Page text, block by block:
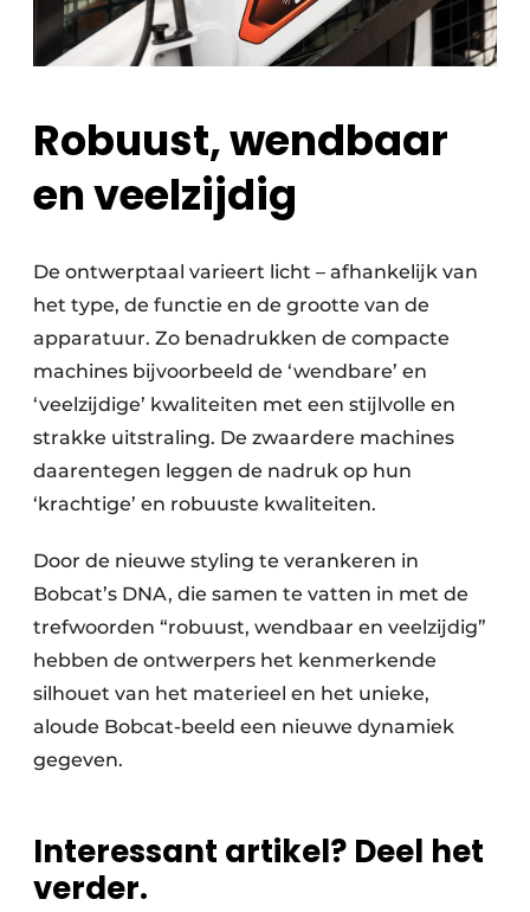
Robuust, wendbaar
en veelzijdig
De ontwerptaal varieert licht – afhankelijk van
het type, de functie en de grootte van de
apparatuur. Zo benadrukken de compacte
machines bijvoorbeeld de ‘wendbare’ en
‘veelzijdige’ kwaliteiten met een stijlvolle en
strakke uitstraling. De zwaardere machines
daarentegen leggen de nadruk op hun
‘krachtige’ en robuuste kwaliteiten.
Door de nieuwe styling te verankeren in
Bobcat’s DNA, die samen te vatten in met de
trefwoorden “robuust, wendbaar en veelzijdig”
hebben de ontwerpers het kenmerkende
silhouet van het materieel en het unieke,
aloude Bobcat-beeld een nieuwe dynamiek
gegeven.
Interessant artikel? Deel het
verder.